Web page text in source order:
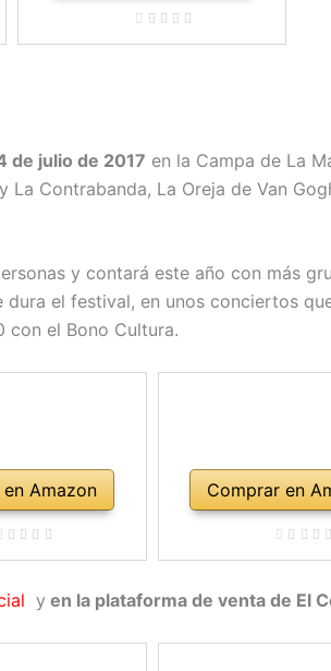
de julio de 2017 en la Campa de La
Contrabanda, La Oreja de Van
y contará este año con más
el festival, en unos conciertos
con el Bono Cultura.
Amazon Comprar en
y en la plataforma de venta de El